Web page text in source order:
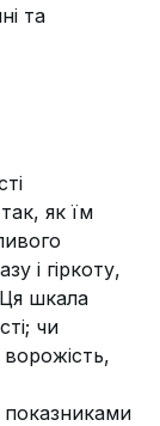
та
як їм
і гіркоту,
шкала
чи